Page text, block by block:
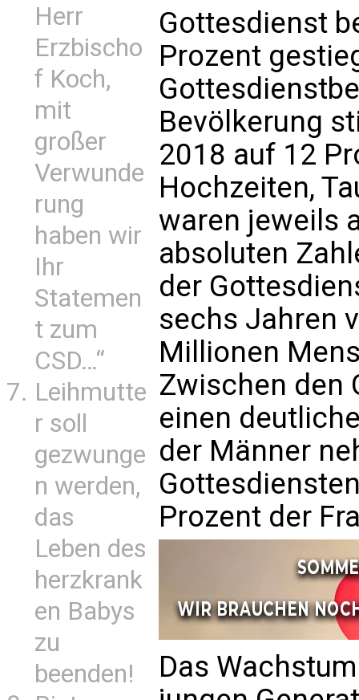
Herr
Erzbischo
f Koch,
mit
großer
Verwunde
rung
haben wir
Ihr
Statemen
t zum
CSD…“
Leihmutte
r soll
gezwunge
n werden,
das
Leben des
herzkrank
en Babys
zu
beenden!
Gottesdienst
Prozent
Bevölkerung
2018 auf 12
Hochzeiten,
waren jeweils
absoluten
der
sechs Jahren
Millionen
Zwischen den
einen
der Männer
Prozent der
Das